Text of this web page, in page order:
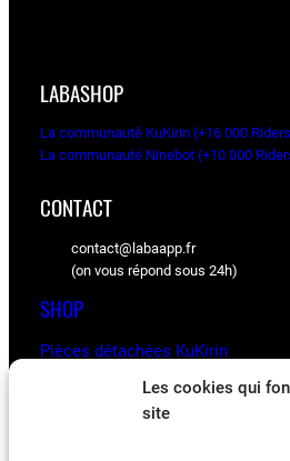
Les cookies qui
site
LABASHOP
La communauté KuKirin (+16 000
La communauté Ninebot (+10 000
CONTACT
contact@labaapp.fr
(on vous répond sous 24h)
SHOP
Pièces détachées KuKirin
Pièces détachées Ninebot